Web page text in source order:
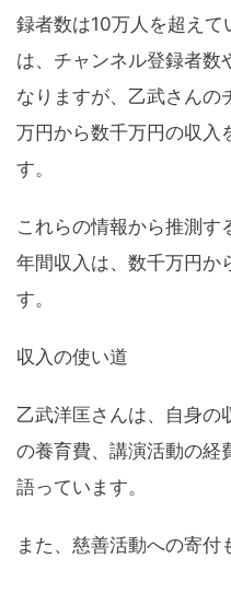
録者数は10万人を超えて
は、チャンネル登録者数
なりますが、乙武さんの
万円から数千万円の収入
す。
これらの情報から推測す
年間収入は、数千万円か
す。
収入の使い道
乙武洋匡さんは、自身の
の養育費、講演活動の経
語っています。
また、慈善活動への寄付